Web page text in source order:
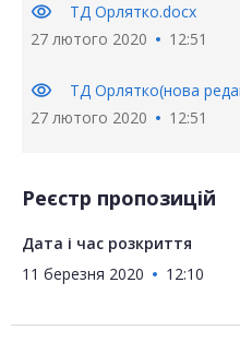
visibility
ТД Орлятко.docx
27 лютого 2020
12:51
visibility
ТД Орлятко(нова
27 лютого 2020
12:51
Реєстр пропозицій
Дата і час розкриття
11 березня 2020
12:10